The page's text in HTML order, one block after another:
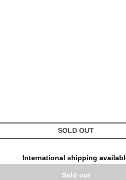
SOLD OUT
International shipping
Sold out